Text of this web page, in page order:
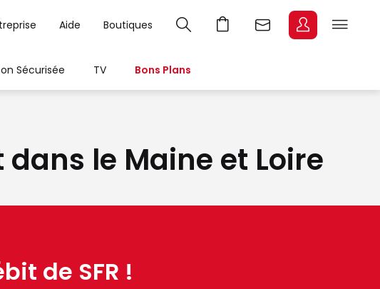
Aide Boutiques
Sécurisée TV Bons Plans
le Maine et Loire
de SFR !